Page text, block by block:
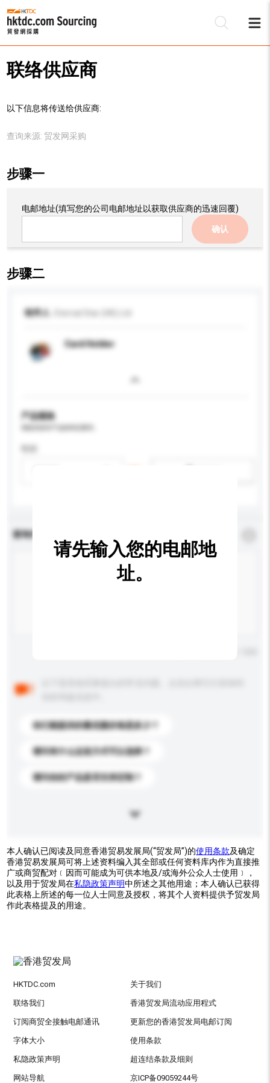
联络供应商
以下信息将传送给供应商:
查询来源: 贸发网采购
步骤一
电邮地址(填写您的公司电邮地址以获取供应商的迅速回覆)
确认
步骤二
收件人
Card Holder
产品规格
查询内容
你们能提供的最优惠价格是多少？
请问有什么运送方式可以选择？
请问你的产品是否支持定制？
请先输入您的电邮地
址。
本人确认已阅读及同意香港贸易发展局(“贸发局”)的使用条款及确定
香港贸易发展局可将上述资料编入其全部或任何资料库内作为直接推
广或商贸配对﹝因而可能成为可供本地及/或海外公众人士使用﹞，
以及用于贸发局在私隐政策声明中所述之其他用途；本人确认已获得
此表格上所述的每一位人士同意及授权，将其个人资料提供予贸发局
作此表格提及的用途。
HKTDC.com 关于我们
联络我们 香港贸发局流动应用程式
订阅商贸全接触电邮通讯 更新您的香港贸发局电邮订阅
字体大小 使用条款
私隐政策声明 超连结条款及细则
网站导航 京ICP备09059244号